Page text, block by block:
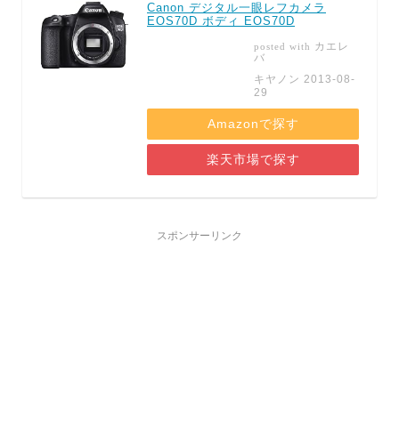
Canon デジタル一眼レフカメラ
EOS70D ボディ EOS70D
posted with カエレ
バ
キヤノン 2013-08-
29
Amazonで探す
楽天市場で探す
スポンサーリンク